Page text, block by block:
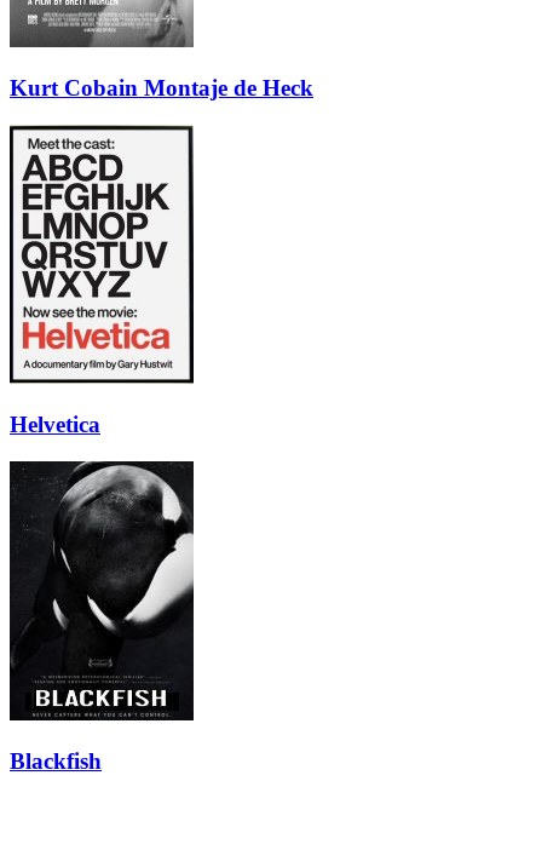
Kurt Cobain Montaje de Heck
Helvetica
Blackfish